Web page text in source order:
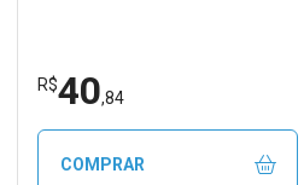
R$40,84
COMPRAR